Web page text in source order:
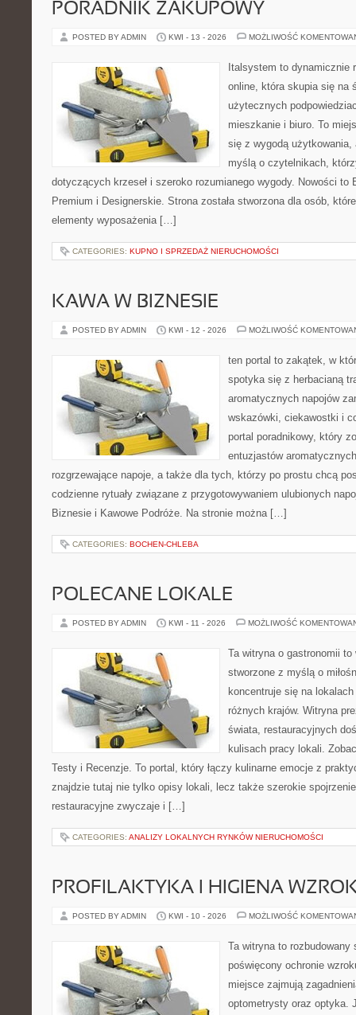
PORADNIK ZAKUPOWY
POSTED BY ADMIN KWI - 13 - 2026 MOŻLIWOŚĆ
Italsystem to dynamicznie
online, która skupia się na
użytecznych
mieszkanie i biuro. To
się z wygodą użytkowania,
myślą o czytelnikach,
dotyczących krzeseł i szeroko rozumianego wygody. Nowości to
Premium i Designerskie. Strona została stworzona dla osób,
elementy wyposażenia […]
CATEGORIES: KUPNO I SPRZEDAŻ NIERUCHOMOŚCI
KAWA W BIZNESIE
POSTED BY ADMIN KWI - 12 - 2026 MOŻLIWOŚĆ
ten portal to zakątek, w
spotyka się z herbacianą
aromatycznych napojów
wskazówki, ciekawostki i
portal poradnikowy, który
entuzjastów
rozgrzewające napoje, a także dla tych, którzy po prostu chcą
codzienne rytuały związane z przygotowywaniem ulubionych
Biznesie i Kawowe Podróże. Na stronie można […]
CATEGORIES: BOCHEN-CHLEBA
POLECANE LOKALE
POSTED BY ADMIN KWI - 11 - 2026 MOŻLIWOŚĆ
Ta witryna o gastronomii
stworzone z myślą o
koncentruje się na
różnych krajów. Witryna
świata, restauracyjnych
kulisach pracy lokali.
Testy i Recenzje. To portal, który łączy kulinarne emocje z
znajdzie tutaj nie tylko opisy lokali, lecz także szerokie
restauracyjne zwyczaje i […]
CATEGORIES: ANALIZY LOKALNYCH RYNKÓW NIERUCHOMOŚCI
PROFILAKTYKA I HIGIENA
POSTED BY ADMIN KWI - 10 - 2026 MOŻLIWOŚĆ
Ta witryna to rozbudowany
poświęcony ochronie
miejsce zajmują
optometrysty oraz optyka.